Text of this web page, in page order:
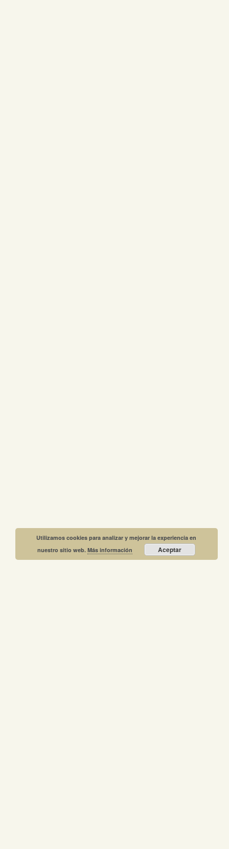
Utilizamos cookies para analizar y mejorar la experiencia en
nuestro sitio web.Más información Aceptar